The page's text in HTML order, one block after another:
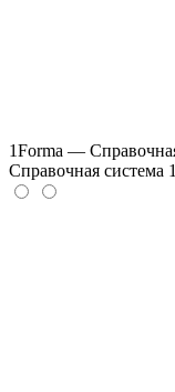
1Forma —
Справочная система